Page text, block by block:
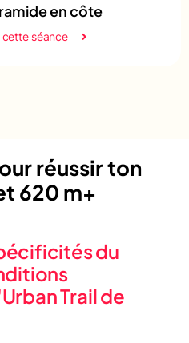
en côte
cette séance
réussir ton
620 m+
du
Trail de